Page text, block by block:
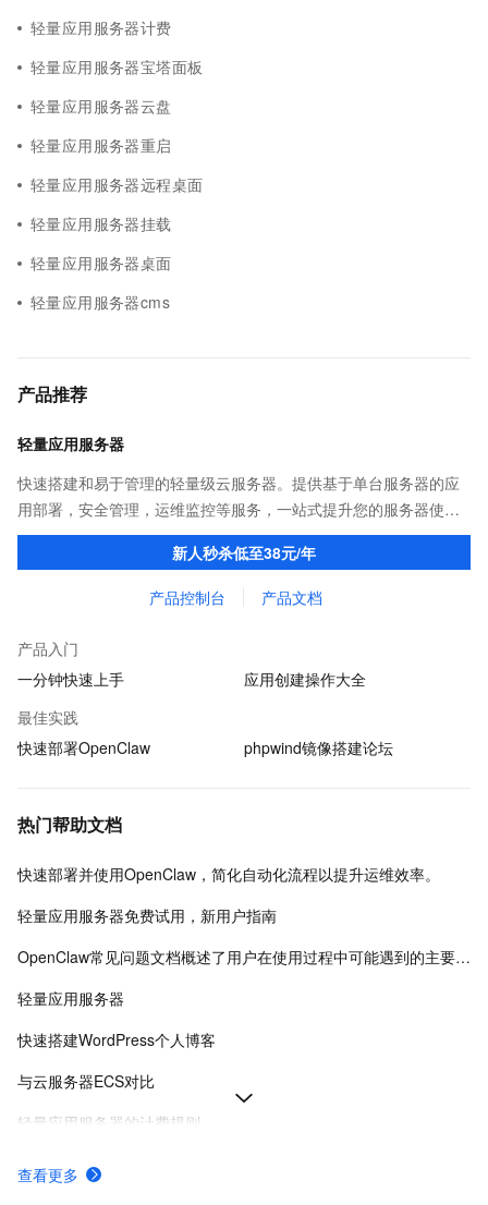
轻量应用服务器计费
轻量应用服务器宝塔面板
轻量应用服务器云盘
轻量应用服务器重启
轻量应用服务器远程桌面
轻量应用服务器挂载
轻量应用服务器桌面
轻量应用服务器cms
产品推荐
轻量应用服务器
快速搭建和易于管理的轻量级云服务器。提供基于单台服务器的应
用部署，安全管理，运维监控等服务，一站式提升您的服务器使用
体验和效率。
新人秒杀低至38元/年
产品控制台 产品文档
产品入门
一分钟快速上手
应用创建操作大全
最佳实践
快速部署OpenClaw
phpwind镜像搭建论坛
热门帮助文档
快速部署并使用OpenClaw，简化自动化流程以提升运维效率。
轻量应用服务器免费试用，新用户指南
OpenClaw常见问题文档概述了用户在使用过程中可能遇到的主要问题及其解决方案。
轻量应用服务器
快速搭建WordPress个人博客
与云服务器ECS对比
轻量应用服务器的计费规则
轻量应用服务器计费项
查看更多